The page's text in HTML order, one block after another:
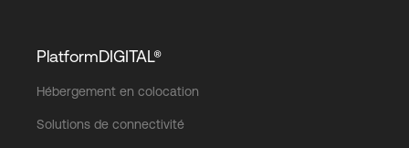
PlatformDIGITAL®
Hébergement en colocation
Solutions de connectivité